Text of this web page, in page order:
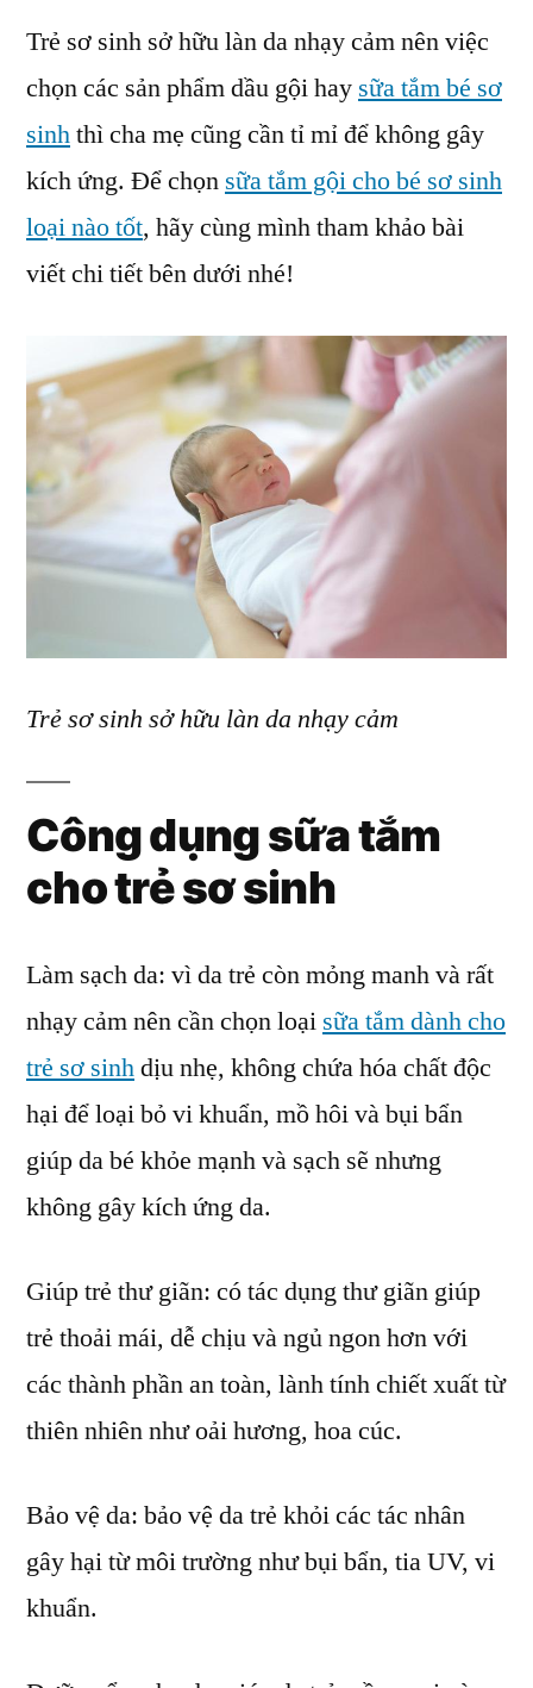
Của
Tắm
Bé
Trẻ sơ sinh sở hữu làn da nhạy cảm nên việc
chọn các sản phẩm dầu gội hay sữa tắm bé sơ
sinhthì cha mẹ cũng cần tỉ mỉ để không gây
kích ứng. Để chọn sữa tắm gội cho bé sơ sinh
loại nào tốt, hãy cùng mình tham khảo bài
viết chi tiết bên dưới nhé!
Trẻ sơ sinh sở hữu làn da nhạy cảm
Công dụng sữa tắm
cho trẻ sơ sinh
Làm sạch da: vì da trẻ còn mỏng manh và rất
nhạy cảm nên cần chọn loại sữa tắm dành cho
trẻ sơ sinhdịu nhẹ, không chứa hóa chất độc
hại để loại bỏ vi khuẩn, mồ hôi và bụi bẩn
giúp da bé khỏe mạnh và sạch sẽ nhưng
không gây kích ứng da.
Giúp trẻ thư giãn: có tác dụng thư giãn giúp
trẻ thoải mái, dễ chịu và ngủ ngon hơn với
các thành phần an toàn, lành tính chiết xuất từ
thiên nhiên như oải hương, hoa cúc.
Bảo vệ da: bảo vệ da trẻ khỏi các tác nhân
gây hại từ môi trường như bụi bẩn, tia UV, vi
khuẩn.